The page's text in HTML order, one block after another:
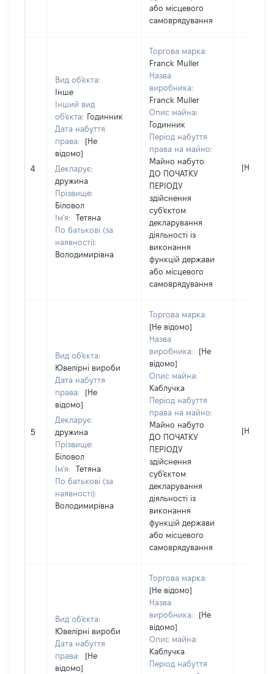
або місцевого
самоврядування
4
Вид об'єкта:
Інше
Інший вид
об'єкта: Годинник
Дата набуття
права:
[Не
відомо]
Декларує:
дружина
Прізвище:
Біловол
Ім'я:
Тетяна
По батькові (за
наявності):
Володимирівна
Торгова марка:
Franck Muller
Назва
виробника:
Franck Muller
Опис майна:
Годинник
Період набуття
права на майно:
Майно набуто
ДО ПОЧАТКУ
ПЕРІОДУ
здійснення
суб'єктом
декларування
діяльності із
виконання
функцій держави
або місцевого
самоврядування
[Не
5
Вид об'єкта:
Ювелірні вироби
Дата набуття
права:
[Не
відомо]
Декларує:
дружина
Прізвище:
Біловол
Ім'я:
Тетяна
По батькові (за
наявності):
Володимирівна
Торгова марка:
[Не відомо]
Назва
виробника:
[Не
відомо]
Опис майна:
Каблучка
Період набуття
права на майно:
Майно набуто
ДО ПОЧАТКУ
ПЕРІОДУ
здійснення
суб'єктом
декларування
діяльності із
виконання
функцій держави
або місцевого
самоврядування
[Не
Вид об'єкта:
Ювелірні вироби
Дата набуття
права:
[Не
відомо]
Торгова марка:
[Не відомо]
Назва
виробника:
[Не
відомо]
Опис майна:
Каблучка
Період набуття